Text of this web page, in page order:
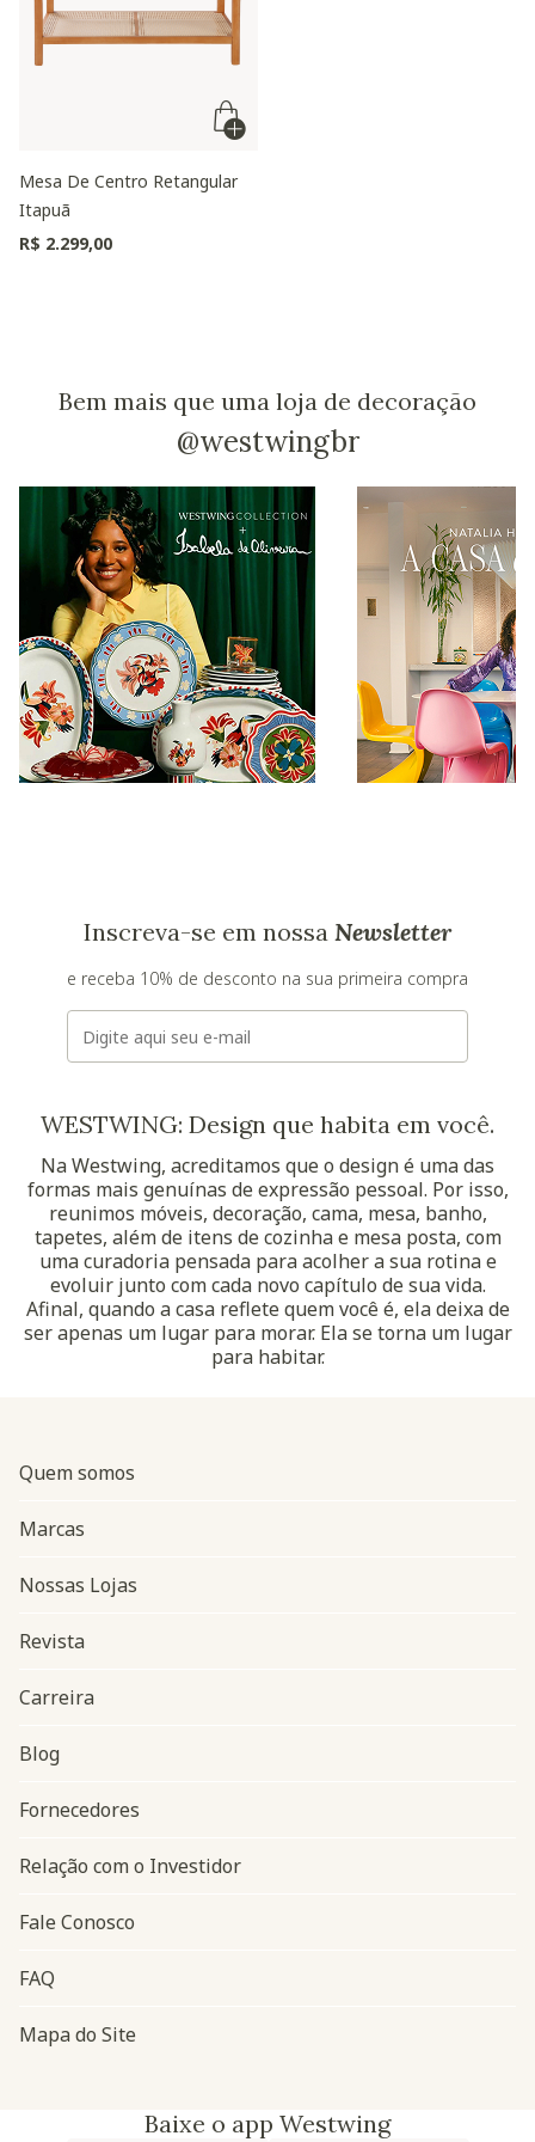
Mesa De Centro Retangular
Itapuã
R$ 2.299,00
Bem mais que uma loja de decoração
@westwingbr
Inscreva-se em nossa Newsletter
e receba 10% de desconto na sua primeira compra
E-mail
WESTWING: Design que habita em você.
Na Westwing, acreditamos que o design é uma das
formas mais genuínas de expressão pessoal. Por isso,
reunimos móveis, decoração, cama, mesa, banho,
tapetes, além de itens de cozinha e mesa posta, com
uma curadoria pensada para acolher a sua rotina e
evoluir junto com cada novo capítulo de sua vida.
Afinal, quando a casa reflete quem você é, ela deixa de
ser apenas um lugar para morar. Ela se torna um lugar
para habitar.
Navegação do rodapé
Quem somos
Marcas
Nossas Lojas
Revista
Carreira
Blog
Fornecedores
Relação com o Investidor
Fale Conosco
FAQ
Mapa do Site
Baixe o app Westwing